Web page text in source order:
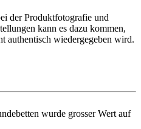
der Produktfotografie und
kann es dazu kommen,
authentisch wiedergegeben wird.
wurde grosser Wert auf